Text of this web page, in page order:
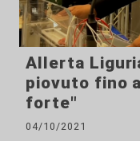
Allerta
piovuto fino
forte"
04/10/2021